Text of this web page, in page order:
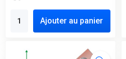
Ajouter au panier